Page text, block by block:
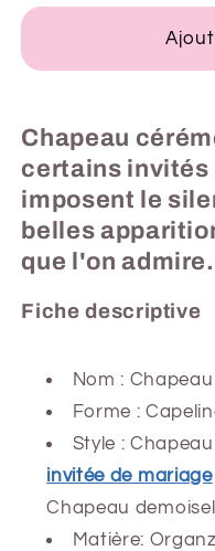
Chapeau
certains invités
imposent le
belles
que l'on admire.
Fiche descriptive
Nom :
Forme :
Style :
invitée de mariage
Chapeau
Matière: